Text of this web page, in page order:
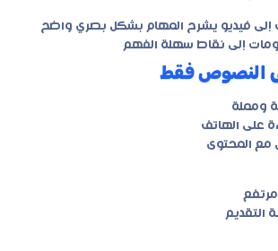
إلى فيديو يشرح المهام بشكل بصري واضح
إلى نقاط سهلة الفهم
ومملة
على الهاتف
مع المحتوى
التقديم